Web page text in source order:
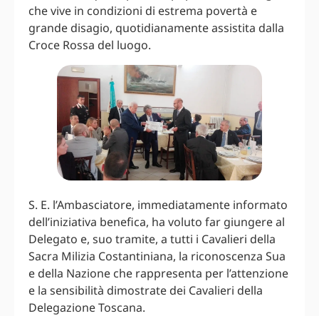
che vive in condizioni di estrema povertà e
grande disagio, quotidianamente assistita dalla
Croce Rossa del luogo.
S. E. l’Ambasciatore, immediatamente informato
dell’iniziativa benefica, ha voluto far giungere al
Delegato e, suo tramite, a tutti i Cavalieri della
Sacra Milizia Costantiniana, la riconoscenza Sua
e della Nazione che rappresenta per l’attenzione
e la sensibilità dimostrate dei Cavalieri della
Delegazione Toscana.